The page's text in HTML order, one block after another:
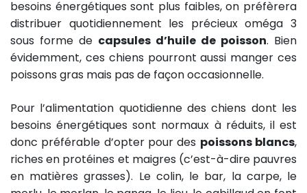
besoins énergétiques sont plus faibles, on préfèrera
distribuer quotidiennement les précieux oméga 3
sous forme de capsules d’huile de poisson. Bien
évidemment, ces chiens pourront aussi manger ces
poissons gras mais pas de façon occasionnelle.
Pour l’alimentation quotidienne des chiens dont les
besoins énergétiques sont normaux à réduits, il est
donc préférable d’opter pour des poissons blancs,
riches en protéines et maigres (c’est-à-dire pauvres
en matières grasses). Le colin, le bar, la carpe, le